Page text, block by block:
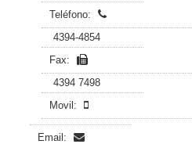
Teléfono:
4394-4854
Fax:
4394 7498
Movil:
Email: